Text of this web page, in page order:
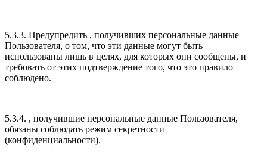
5.3.3. Предупредить , получивших персональные данные
Пользователя, о том, что эти данные могут быть
использованы лишь в целях, для которых они сообщены, и
требовать от этих подтверждение того, что это правило
соблюдено.
5.3.4. , получившие персональные данные Пользователя,
обязаны соблюдать режим секретности
(конфиденциальности).